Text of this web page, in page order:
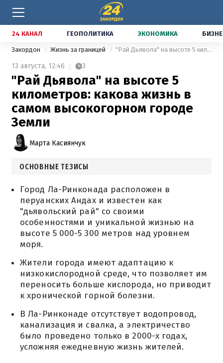
24 КАНАЛ ГЕОПОЛИТИКА ЭКОНОМИКА
Закордон Жизнь за границей "Рай Дьявола" на высоте 5 километров: какова жизнь в самом высокогорном городе Земли
13 августа, 12:46 3
"Рай Дьявола" на высоте 5
километров: какова жизнь в
самом высокогорном городе
Земли
Марта Касиянчук
ОСНОВНЫЕ ТЕЗИСЫ
Город Ла-Ринконада расположен в
перуанских Андах и известен как
"дьявольский рай" со своими
особенностями и уникальной жизнью на
высоте 5 000-5 300 метров над уровнем
моря.
Жители города имеют адаптацию к
низкокислородной среде, что позволяет им
переносить больше кислорода, но приводит
к хронической горной болезни.
В Ла-Ринконаде отсутствует водопровод,
канализация и свалка, а электричество
было проведено только в 2000-х годах,
усложняя ежедневную жизнь жителей.